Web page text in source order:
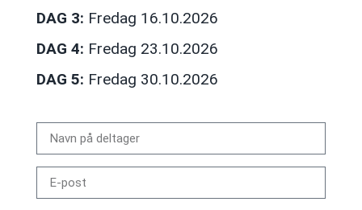
DAG 3: Fredag 16.10.2026
DAG 4: Fredag 23.10.2026
DAG 5: Fredag 30.10.2026